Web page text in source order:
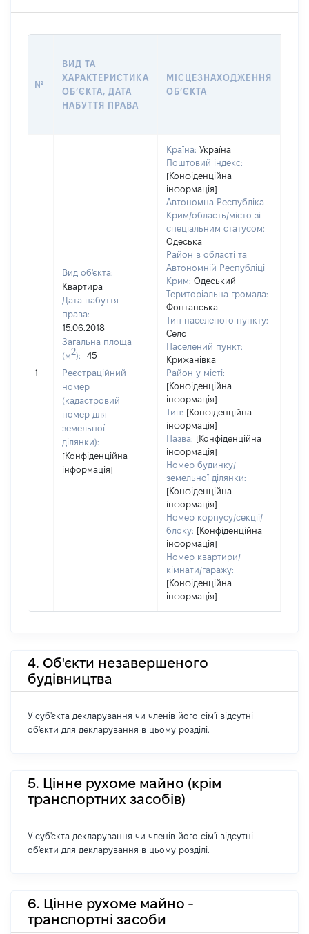
№
ВИД ТА
ХАРАКТЕРИСТИКА
ОБʼЄКТА, ДАТА
НАБУТТЯ ПРАВА
МІСЦЕЗНАХОДЖЕННЯ
ОБʼЄКТА
1
Вид об'єкта:
Квартира
Дата набуття
права:
15.06.2018
Загальна площа
(м2):
45
Реєстраційний
номер
(кадастровий
номер для
земельної
ділянки):
[Конфіденційна
інформація]
Країна: Україна
Поштовий індекс:
[Конфіденційна
інформація]
Автономна Республіка
Крим/область/місто зі
спеціальним статусом:
Одеська
Район в області та
Автономній Республіці
Крим: Одеський
Територіальна громада:
Фонтанська
Тип населеного пункту:
Село
Населений пункт:
Крижанівка
Район у місті:
[Конфіденційна
інформація]
Тип: [Конфіденційна
інформація]
Назва: [Конфіденційна
інформація]
Номер будинку/
земельної ділянки:
[Конфіденційна
інформація]
Номер корпусу/секції/
блоку: [Конфіденційна
інформація]
Номер квартири/
кімнати/гаражу:
[Конфіденційна
інформація]
4. Об'єкти незавершеного
будівництва
У суб'єкта декларування чи членів його сім'ї відсутні
об'єкти для декларування в цьому розділі.
5. Цінне рухоме майно (крім
транспортних засобів)
У суб'єкта декларування чи членів його сім'ї відсутні
об'єкти для декларування в цьому розділі.
6. Цінне рухоме майно -
транспортні засоби